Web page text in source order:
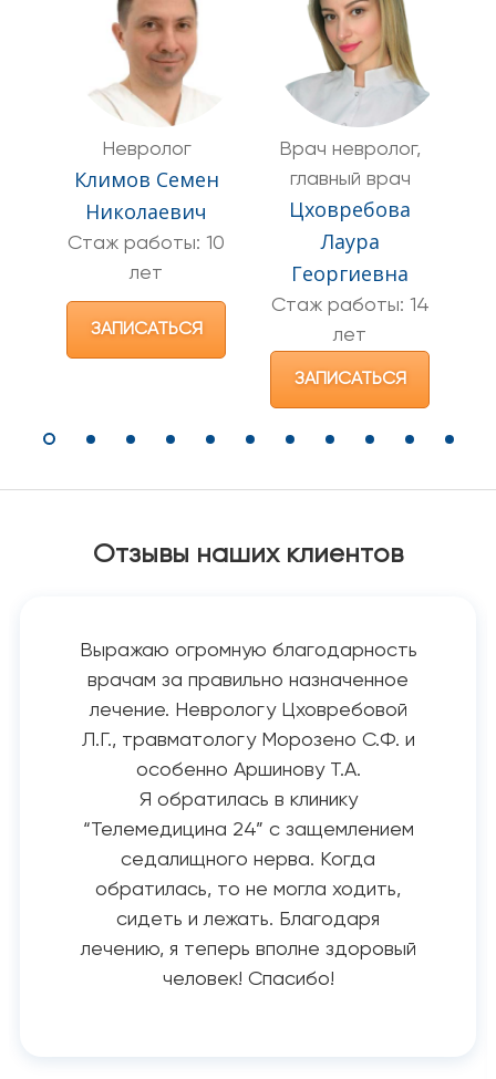
Невролог
Климов Семен
Николаевич
Стаж работы: 10
лет
ЗАПИСАТЬСЯ
Врач невролог,
главный врач
Цховребова
Лаура
Георгиевна
Стаж работы: 14
лет
ЗАПИСАТЬСЯ
Отзывы наших клиентов
Выражаю огромную благодарность
врачам за правильно назначенное
лечение. Неврологу Цховребовой
Л.Г., травматологу Морозено С.Ф. и
особенно Аршинову Т.А.
Я обратилась в клинику
“Телемедицина 24” с защемлением
седалищного нерва. Когда
обратилась, то не могла ходить,
сидеть и лежать. Благодаря
лечению, я теперь вполне здоровый
человек! Спасибо!